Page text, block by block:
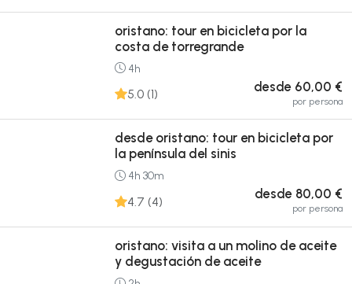
oristano: tour en bicicleta por la
costa de torregrande
4h
5.0 (1) desde 60,00 €
por persona
desde oristano: tour en bicicleta por
la península del sinis
4h 30m
4.7 (4) desde 80,00 €
por persona
oristano: visita a un molino de aceite
y degustación de aceite